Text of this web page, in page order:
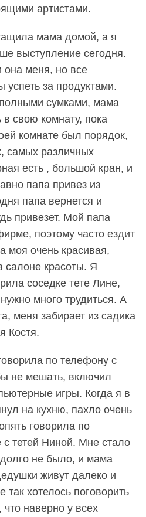
артистами.
мама домой, а я
выступление сегодня.
меня, но все
успеть за продуктами.
сумками, мама
в свою комнату, пока
комнате был порядок,
самых различных
есть , большой кран, и
папа привез из
папа вернется и
привезет. Мой папа
поэтому часто ездит
моя очень красивая,
салоне красоты. Я
соседке тете Лине,
много трудиться. А
меня забирает из садика
Костя.
по телефону с
не мешать, включил
игры. Когда я в
на кухню, пахло очень
говорила по
с тетей Ниной. Мне стало
не было, и мама
живут далеко и
хотелось поговорить
наверно у всех